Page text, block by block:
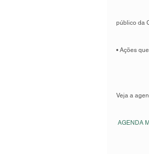
público da
• Ações
Veja a
AGENDA